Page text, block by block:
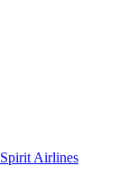
Spirit Airlines